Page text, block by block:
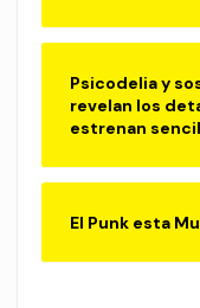
Psicodelia y
revelan los
estrenan
El Punk esta